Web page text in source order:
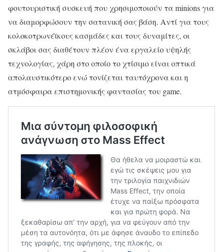
φουτουριστική συσκευή που χρησιμοποιούν τα minions για
να διαμορφώσουν την σατανική σας βάση. Αντί για τους
κολοκοτρωνέϊκους κασμάδες και τους δυναμίτες, οι
σκλάβοι σας διαθέτουν πλέον ένα εργαλείο υψηλής
τεχνολογίας, χάρη στο οποίο το χτίσιμο είναι οπτικά
απολαυστικότερο ενώ τονίζεται ταυτόχρονα και η
ατμόσφαιρα επιστημονικής φαντασίας του game.